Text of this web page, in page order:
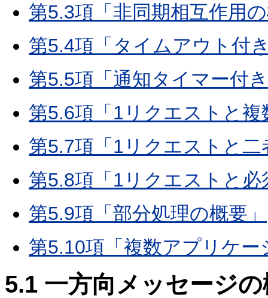
第5.3項「非同期相互作用
第5.4項「タイムアウト付
第5.5項「通知タイマー付
第5.6項「1リクエストと
第5.7項「1リクエストと
第5.8項「1リクエストと
第5.9項「部分処理の概要」
第5.10項「複数アプリケ
5.1 一方向メッセージ